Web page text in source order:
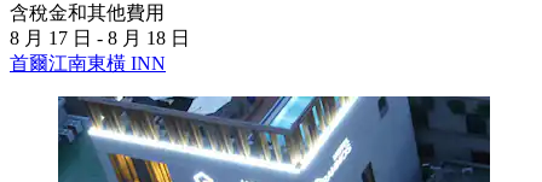
含稅金和其他費用
8 月 17 日 - 8 月 18 日
首爾江南東橫 INN